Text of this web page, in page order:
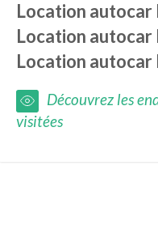
Location autocar
Location autocar
Location autocar
Découvrez les
visitées